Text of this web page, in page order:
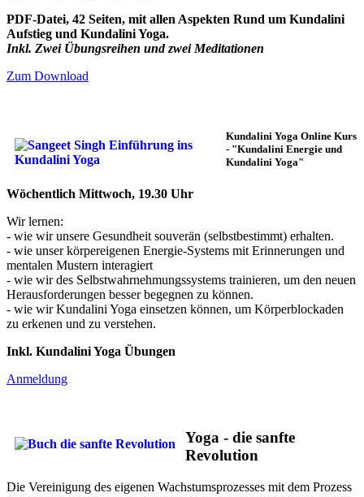
PDF-Datei, 42 Seiten, mit allen Aspekten Rund um Kundalini
Aufstieg und Kundalini Yoga.
Inkl. Zwei Übungsreihen und zwei Meditationen
Zum Download
Kundalini Yoga Online Kurs
- "Kundalini Energie und
Kundalini Yoga"
Wöchentlich Mittwoch, 19.30 Uhr
Wir lernen:
- wie wir unsere Gesundheit souverän (selbstbestimmt) erhalten.
- wie unser körpereigenen Energie-Systems mit Erinnerungen und
mentalen Mustern interagiert
- wie wir des Selbstwahrnehmungssystems trainieren, um den neuen
Herausforderungen besser begegnen zu können.
- wie wir Kundalini Yoga einsetzen können, um Körperblockaden
zu erkenen und zu verstehen.
Inkl. Kundalini Yoga Übungen
Anmeldung
Yoga - die sanfte
Revolution
Die Vereinigung des eigenen Wachstumsprozesses mit dem Prozess